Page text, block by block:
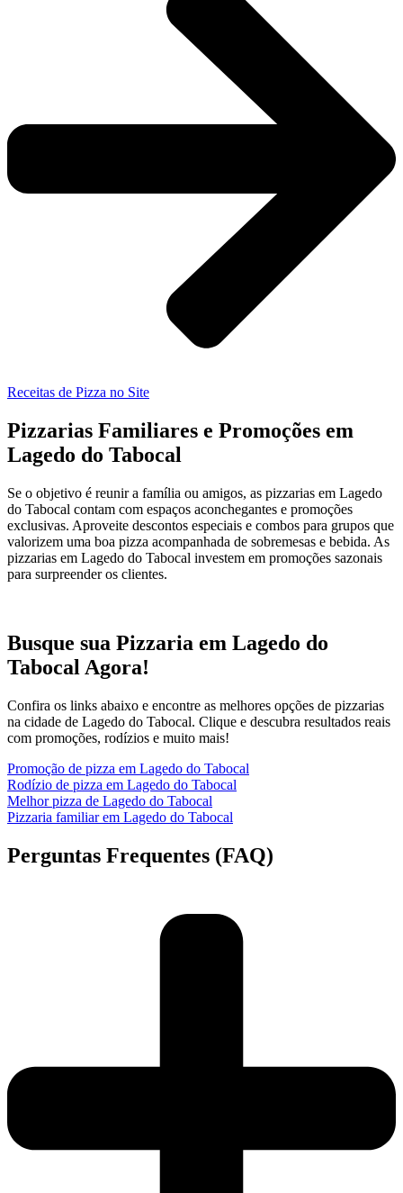
Receitas de Pizza no Site
Pizzarias Familiares e Promoções em
Lagedo do Tabocal
Se o objetivo é reunir a família ou amigos, as pizzarias em Lagedo
do Tabocal contam com espaços aconchegantes e promoções
exclusivas. Aproveite descontos especiais e combos para grupos que
valorizem uma boa pizza acompanhada de sobremesas e bebida. As
pizzarias em Lagedo do Tabocal investem em promoções sazonais
para surpreender os clientes.
Busque sua Pizzaria em Lagedo do
Tabocal Agora!
Confira os links abaixo e encontre as melhores opções de pizzarias
na cidade de Lagedo do Tabocal. Clique e descubra resultados reais
com promoções, rodízios e muito mais!
Promoção de pizza em Lagedo do Tabocal
Rodízio de pizza em Lagedo do Tabocal
Melhor pizza de Lagedo do Tabocal
Pizzaria familiar em Lagedo do Tabocal
Perguntas Frequentes (FAQ)